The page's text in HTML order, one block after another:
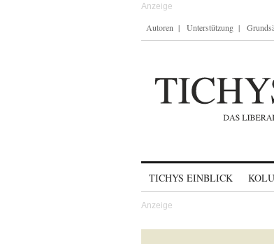
Autoren Unterstützung
TICHYS EINBLICK